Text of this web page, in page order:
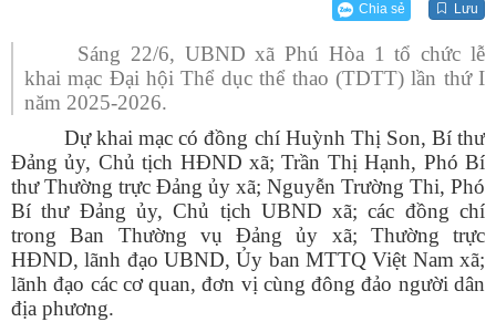
Chia sẻ Lưu
Sáng 22/6, UBND xã Phú Hòa 1 tổ chức lễ
khai mạc Đại hội Thể dục thể thao (TDTT) lần thứ I
năm 2025-2026.
Dự khai mạc có đồng chí Huỳnh Thị Son, Bí thư
Đảng ủy, Chủ tịch HĐND xã; Trần Thị Hạnh, Phó Bí
thư Thường trực Đảng ủy xã; Nguyễn Trường Thi, Phó
Bí thư Đảng ủy, Chủ tịch UBND xã; các đồng chí
trong Ban Thường vụ Đảng ủy xã; Thường trực
HĐND, lãnh đạo UBND, Ủy ban MTTQ Việt Nam xã;
lãnh đạo các cơ quan, đơn vị cùng đông đảo người dân
địa phương.